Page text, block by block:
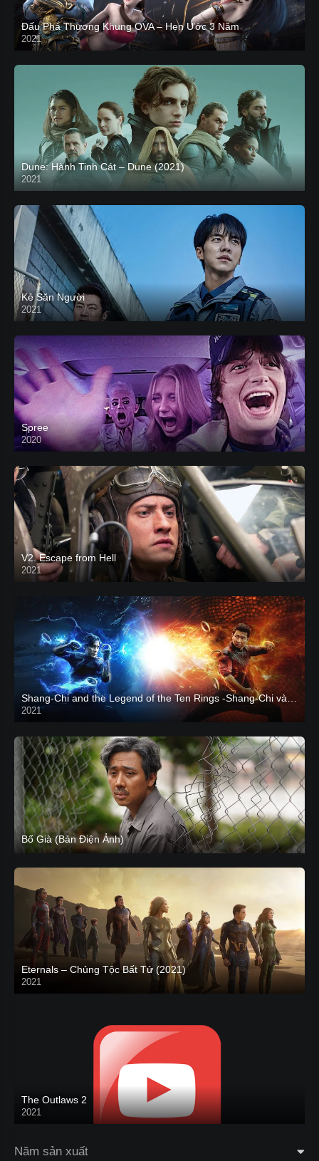
Đấu Phá Thương Khung OVA – Hẹn Ước 3 Năm
2021
Dune: Hành Tinh Cát – Dune (2021)
2021
HD VIETSUB
Kẻ Săn Người
2021
Spree
2020
V2. Escape from Hell
2021
Shang-Chi and the Legend of the Ten Rings -Shang-Chi và huyền thoại Thập Luân
2021
CAM
Bố Già (Bản Điện Ảnh)
Eternals – Chủng Tộc Bất Tử (2021)
2021
Trailer
The Outlaws 2
2021
Năm sản xuất